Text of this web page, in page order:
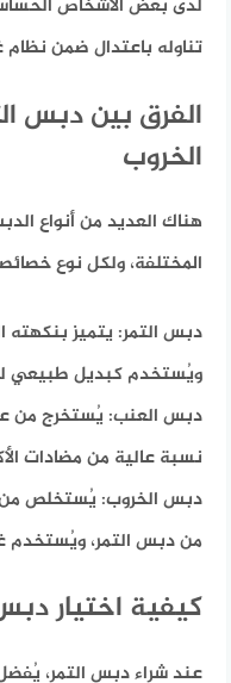
لدى بعض الأشخاص
تناوله باعتدال ضمن
الفرق بين دبس
الخروب
هناك العديد من أنواع
المختلفة،ولكل نوع
دبس التمر: يتميز بنكهته
ويُستخدم كبديل طبيعي
دبس العنب: يُستخرج من
نسبة عالية من مضادات
دبس الخروب: يُستخلص من
من دبس التمر، ويُستخدم
كيفية اختيار
عند شراء دبس التمر،